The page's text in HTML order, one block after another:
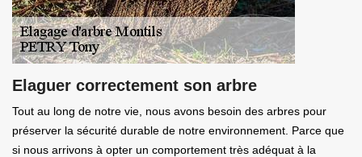
Elaguer correctement son arbre
Tout au long de notre vie, nous avons besoin des arbres pour
préserver la sécurité durable de notre environnement. Parce que
si nous arrivons à opter un comportement très adéquat à la